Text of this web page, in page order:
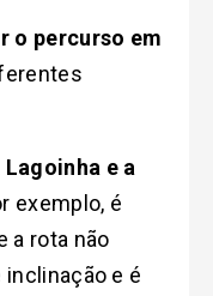
o percurso em
e a
exemplo, é
a rota não
e é